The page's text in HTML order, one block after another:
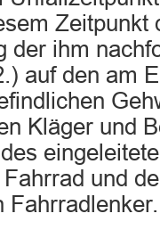
der ihm
auf den am
Kläger und
und
Fahrradlenker.